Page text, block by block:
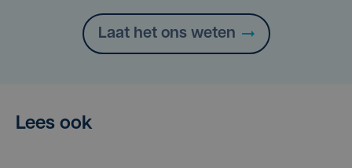
Laat het ons weten
Lees ook